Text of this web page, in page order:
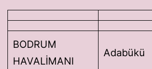
BODRUM
HAVALİMANI
Adabükü